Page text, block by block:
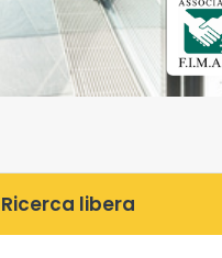
Ricerca libera